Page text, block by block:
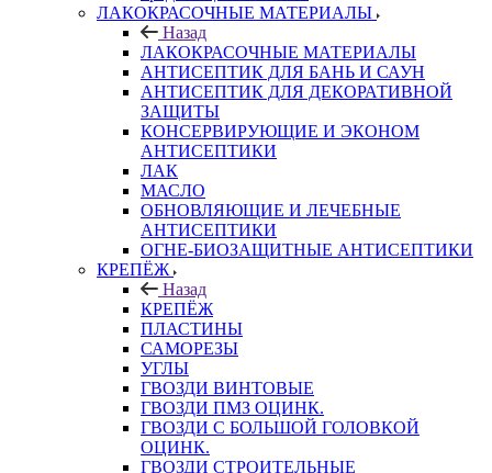
ЛАКОКРАСОЧНЫЕ МАТЕРИАЛЫ
Назад
ЛАКОКРАСОЧНЫЕ МАТЕРИАЛЫ
АНТИСЕПТИК ДЛЯ БАНЬ И САУН
АНТИСЕПТИК ДЛЯ ДЕКОРАТИВНОЙ
ЗАЩИТЫ
КОНСЕРВИРУЮЩИЕ И ЭКОНОМ
АНТИСЕПТИКИ
ЛАК
МАСЛО
ОБНОВЛЯЮЩИЕ И ЛЕЧЕБНЫЕ
АНТИСЕПТИКИ
ОГНЕ-БИОЗАЩИТНЫЕ АНТИСЕПТИКИ
КРЕПЁЖ
Назад
КРЕПЁЖ
ПЛАСТИНЫ
САМОРЕЗЫ
УГЛЫ
ГВОЗДИ ВИНТОВЫЕ
ГВОЗДИ ПМЗ ОЦИНК.
ГВОЗДИ С БОЛЬШОЙ ГОЛОВКОЙ
ОЦИНК.
ГВОЗДИ СТРОИТЕЛЬНЫЕ